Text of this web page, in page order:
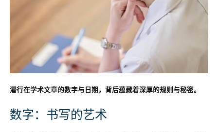
潜行在学术文章的数字与日期，背后蕴藏着深厚的规则与秘密。
数字：书写的艺术